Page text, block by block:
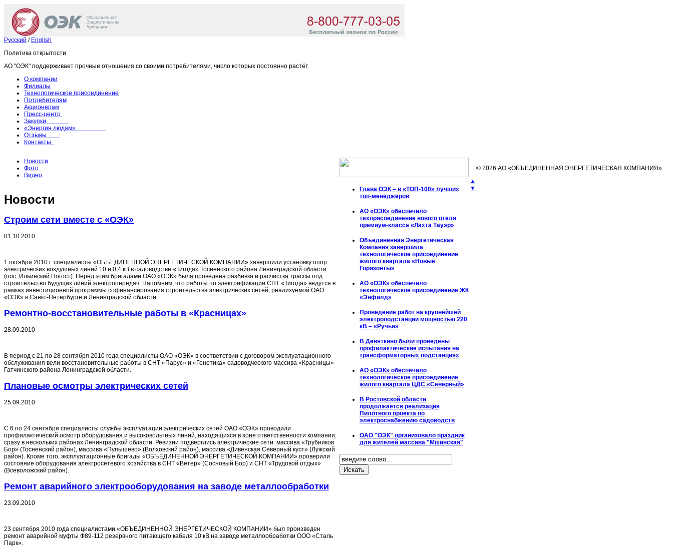
Русский / English
Политика открытости
АО "ОЭК" поддерживает прочные отношения со своими потребителями, число которых постоянно растёт
О компании
Филиалы
Технологическое присоединение
Потребителям
Акционерам
Пресс-центр
Закупки
«Энергия людям»
Отзывы
Контакты
Новости
Фото
Видео
Новости
Строим сети вместе с «ОЭК»
01.10.2010
1 октября 2010 г. специалисты «ОБЪЕДИНЕННОЙ ЭНЕРГЕТИЧЕСКОЙ КОМПАНИИ» завершили установку опор
электрических воздушных линий 10 и 0,4 кВ в садоводстве «Тигода» Тосненского района Ленинградской области
(пос. Ильинский Погост). Перед этим бригадами ОАО «ОЭК» была проведена разбивка и расчистка трассы под
строительство будущих линий электропередач. Напомним, что работы по электрификации СНТ «Тигода» ведутся в
рамках инвестиционной программы софинансирования строительства электрических сетей, реализуемой ОАО
«ОЭК» в Санкт-Петербурге и Ленинградской области.
Ремонтно-восстановительные работы в «Красницах»
28.09.2010
В период с 21 по 28 сентября 2010 года специалисты ОАО «ОЭК» в соответствии с договором эксплуатационного
обслуживания вели восстановительные работы в СНТ «Парус» и «Генетика» садоводческого массива «Красницы»
Гатчинского района Ленинградской области.
Плановые осмотры электрических сетей
25.09.2010
С 6 по 24 сентября специалисты службы эксплуатации электрических сетей ОАО «ОЭК» проводили
профилактический осмотр оборудования и высоковольтных линий, находящихся в зоне ответственности компании,
сразу в нескольких районах Ленинградской области. Ревизии подверглись электрические сети массива «Трубников
Бор» (Тосненский район), массива «Пупышево» (Волховский район), массива «Дивенская Северный куст» (Лужский
район). Кроме того, эксплуатационные бригады «ОБЪЕДИНЕННОЙ ЭНЕРГЕТИЧЕСКОЙ КОМПАНИИ» проверили
состояние оборудования электросетевого хозяйства в СНТ «Ветер» (Сосновый Бор) и СНТ «Трудовой отдых»
(Всеволожский район).
Ремонт аварийного электрооборудования на заводе металлообработки
23.09.2010
23 сентября 2010 года специалистами «ОБЪЕДИНЕННОЙ ЭНЕРГЕТИЧЕСКОЙ КОМПАНИИ» был произведен
ремонт аварийной муфты Ф89-112 резервного питающего кабеля 10 кВ на заводе металлообработки ООО «Сталь
Парк».
Глава ОЭК – в «ТОП-100» лучших
топ-менеджеров
АО «ОЭК» обеспечило
техприсоединение нового отеля
премиум-класса «Лахта Тауэр»
Объединенная Энергетическая
Компания завершила
технологическое присоединение
жилого квартала «Новые
Горизонты»
АО «ОЭК» обеспечило
технологическое присоединение ЖК
«Энфилд»
Проведение работ на крупнейшей
электроподстанции мощностью 220
кВ – «Ручьи»
В Девяткино были проведены
профилактические испытания на
трансформаторных подстанциях
АО «ОЭК» обеспечило
технологическое присоединение
жилого квартала ЦДС «Северный»
В Ростовской области
продолжается реализация
Пилотного проекта по
электроснабжению садоводств
ОАО "ОЭК" организовало праздник
для жителей массива "Мшинская"
© 2026 АО «ОБЪЕДИНЕННАЯ ЭНЕРГЕТИЧЕСКАЯ КОМПАНИЯ»
▲
▼